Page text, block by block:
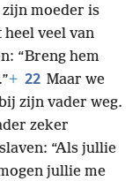
zijn moeder is
veel van
“Breng hem
+ 22 Maar we
zijn vader weg.
zeker
“Als jullie
jullie me